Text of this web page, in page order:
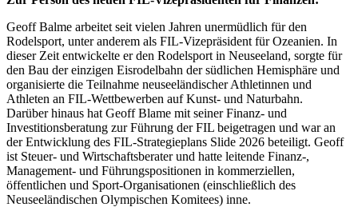
Geoff Balme arbeitet seit vielen Jahren unermüdlich für den
Rodelsport, unter anderem als FIL-Vizepräsident für Ozeanien. In
dieser Zeit entwickelte er den Rodelsport in Neuseeland, sorgte für
den Bau der einzigen Eisrodelbahn der südlichen Hemisphäre und
organisierte die Teilnahme neuseeländischer Athletinnen und
Athleten an FIL-Wettbewerben auf Kunst- und Naturbahn.
Darüber hinaus hat Geoff Blame mit seiner Finanz- und
Investitionsberatung zur Führung der FIL beigetragen und war an
der Entwicklung des FIL-Strategieplans Slide 2026 beteiligt. Geoff
ist Steuer- und Wirtschaftsberater und hatte leitende Finanz-,
Management- und Führungspositionen in kommerziellen,
öffentlichen und Sport-Organisationen (einschließlich des
Neuseeländischen Olympischen Komitees) inne.